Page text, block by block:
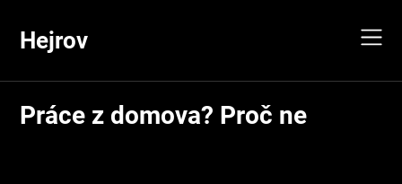
content
Hejrov
Práce z domova? Proč ne